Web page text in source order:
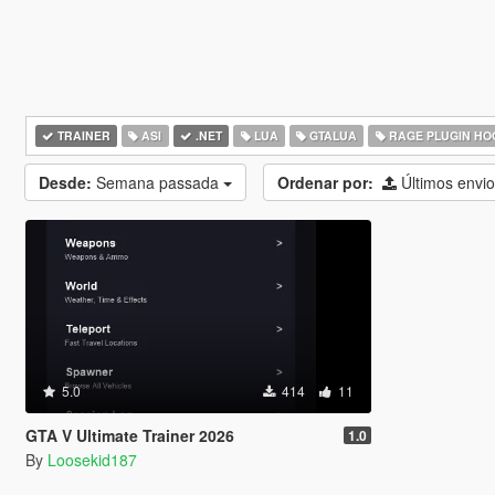
TRAINER ASI .NET LUA GTALUA RAGE PLUGIN
Desde: Semana passada Ordenar por: Últimos
5.0 414 11
GTA V Ultimate Trainer 2026 1.0
By Loosekid187